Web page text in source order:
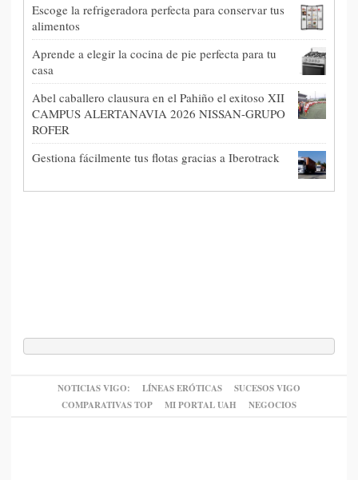
Escoge la refrigeradora perfecta para conservar tus
alimentos
Aprende a elegir la cocina de pie perfecta para tu
casa
Abel caballero clausura en el Pahiño el exitoso XII
CAMPUS ALERTANAVIA 2026 NISSAN-GRUPO
ROFER
Gestiona fácilmente tus flotas gracias a Iberotrack
NOTICIAS VIGO: LÍNEAS ERÓTICAS
SUCESOS VIGO
COMPARATIVAS TOP
MI PORTAL UAH NEGOCIOS